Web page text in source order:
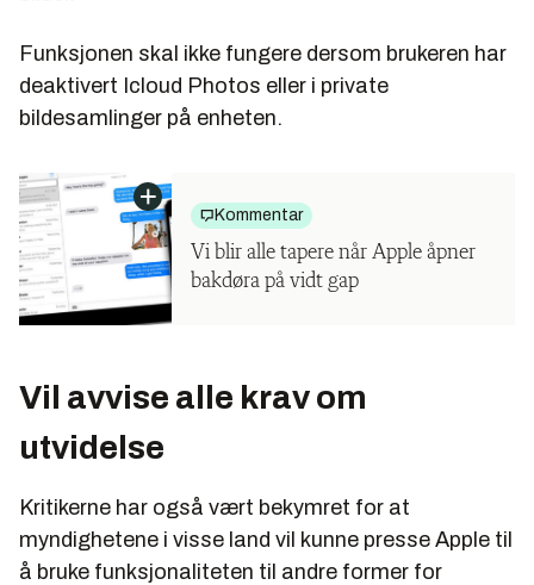
Funksjonen skal ikke fungere dersom brukeren har
deaktivert Icloud Photos eller i private
bildesamlinger på enheten.
Kommentar
Vi blir alle tapere når Apple åpner
bakdøra på vidt gap
Vil avvise alle krav om
utvidelse
Kritikerne har også vært bekymret for at
myndighetene i visse land vil kunne presse Apple til
å bruke funksjonaliteten til andre former for